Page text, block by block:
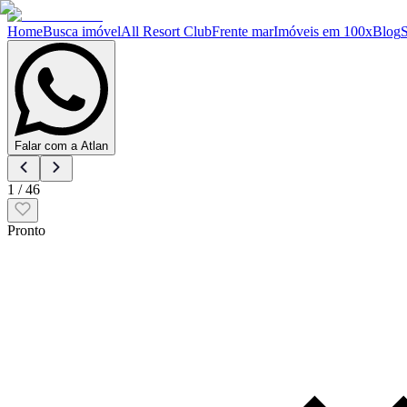
HomeBusca imóvelAll Resort ClubFrente marImóveis em 100xBlog
Falar com a Atlan
1 /46
Pronto